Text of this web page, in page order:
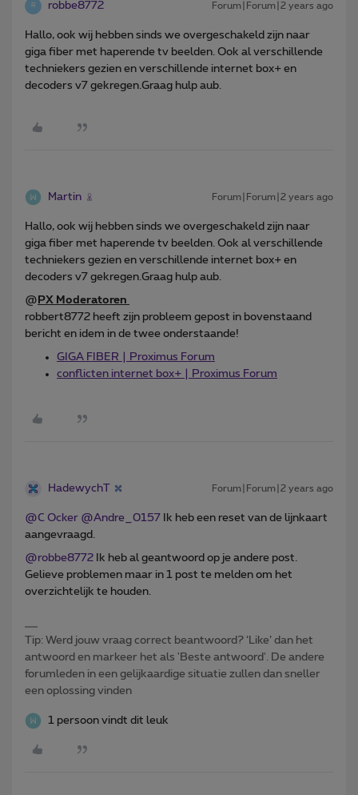
R robbe8772 Forum|Forum|2 years ago
Hallo, ook wij hebben sinds we overgeschakeld zijn naar
giga fiber met haperende tv beelden. Ook al verschillende
techniekers gezien en verschillende internet box+ en
decoders v7 gekregen.Graag hulp aub.
Martin Forum|Forum|2 years ago
Hallo, ook wij hebben sinds we overgeschakeld zijn naar
giga fiber met haperende tv beelden. Ook al verschillende
techniekers gezien en verschillende internet box+ en
decoders v7 gekregen.Graag hulp aub.
@ PX Moderatoren
robbert8772 heeft zijn probleem gepost in bovenstaand
bericht en idem in de twee onderstaande!
GIGA FIBER | Proximus Forum
conflicten internet box+ | Proximus Forum
HadewychT Forum|Forum|2 years ago
@C Ocker @Andre_0157 Ik heb een reset van de lijnkaart
aangevraagd.
@robbe8772 Ik heb al geantwoord op je andere post.
Gelieve problemen maar in 1 post te melden om het
overzichtelijk te houden.
Tip: Werd jouw vraag correct beantwoord? ‘Like’ dan het
antwoord en markeer het als 'Beste antwoord'. De andere
forumleden in een gelijkaardige situatie zullen dan sneller
een oplossing vinden
1 persoon vindt dit leuk